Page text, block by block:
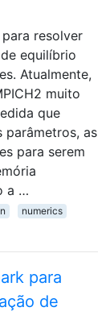
resolver
equilíbrio
Atualmente,
muito
que
parâmetros, as
para serem
a …
numerics
para
de